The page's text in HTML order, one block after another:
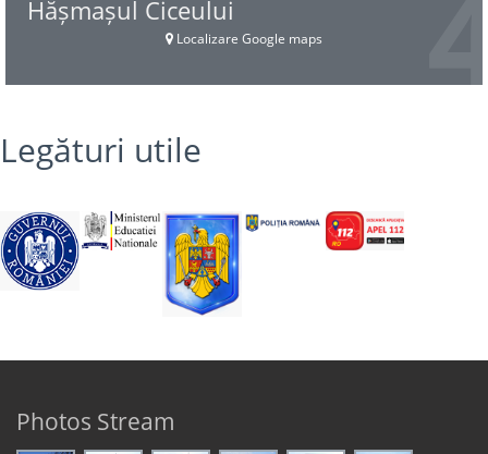
Hășmașul Ciceului
Localizare Google maps
Legături utile
Photos Stream